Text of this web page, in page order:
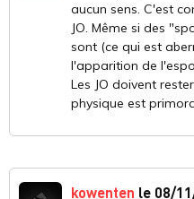
aucun sens. C'est
JO. Même si des
sont (ce qui est
l'apparition de
Les JO doivent
physique est
kowenten le 08/